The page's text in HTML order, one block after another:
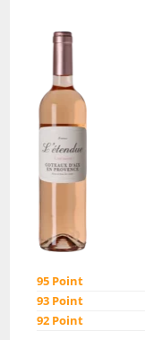
95 Point
93 Point
92 Point